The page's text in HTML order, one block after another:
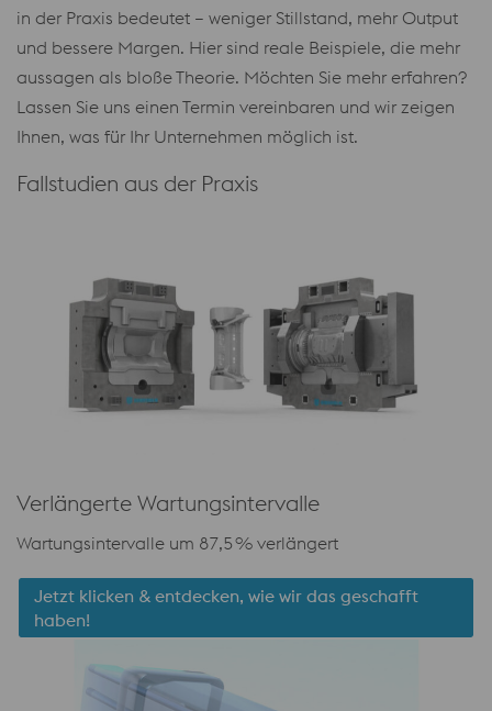
in der Praxis bedeutet – weniger Stillstand, mehr Output
und bessere Margen. Hier sind reale Beispiele, die mehr
aussagen als bloße Theorie. Möchten Sie mehr erfahren?
Lassen Sie uns einen Termin vereinbaren und wir zeigen
Ihnen, was für Ihr Unternehmen möglich ist.
Fallstudien aus der Praxis
Verlängerte Wartungsintervalle
Wartungsintervalle um 87,5 % verlängert
Jetzt klicken & entdecken, wie wir das geschafft
haben!